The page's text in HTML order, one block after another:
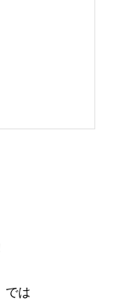
では